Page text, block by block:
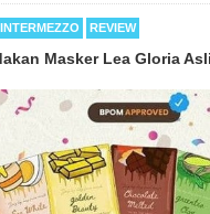
INTERMEZZO REVIEW
Masker Lea Gloria